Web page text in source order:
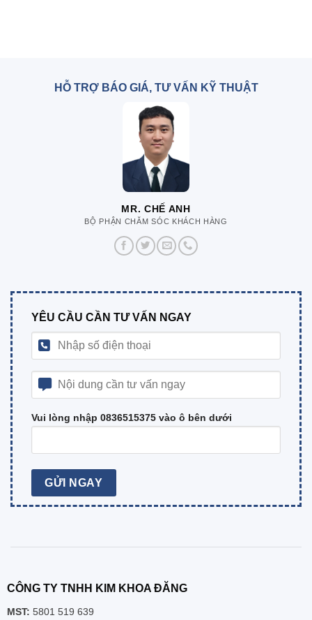
HỖ TRỢ BÁO GIÁ, TƯ VẤN KỸ THUẬT
MR. CHẾ ANH
BỘ PHẬN CHĂM SÓC KHÁCH HÀNG
YÊU CẦU CẦN TƯ VẤN NGAY
Vui lòng nhập 0836515375 vào ô bên dưới
CÔNG TY TNHH KIM KHOA ĐĂNG
MST: 5801 519 639